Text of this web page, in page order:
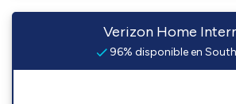
Verizon Home
96% disponible en